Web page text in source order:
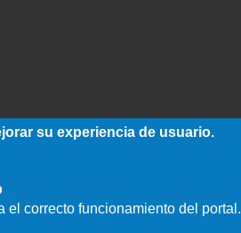
su experiencia de usuario.
correcto funcionamiento del portal.